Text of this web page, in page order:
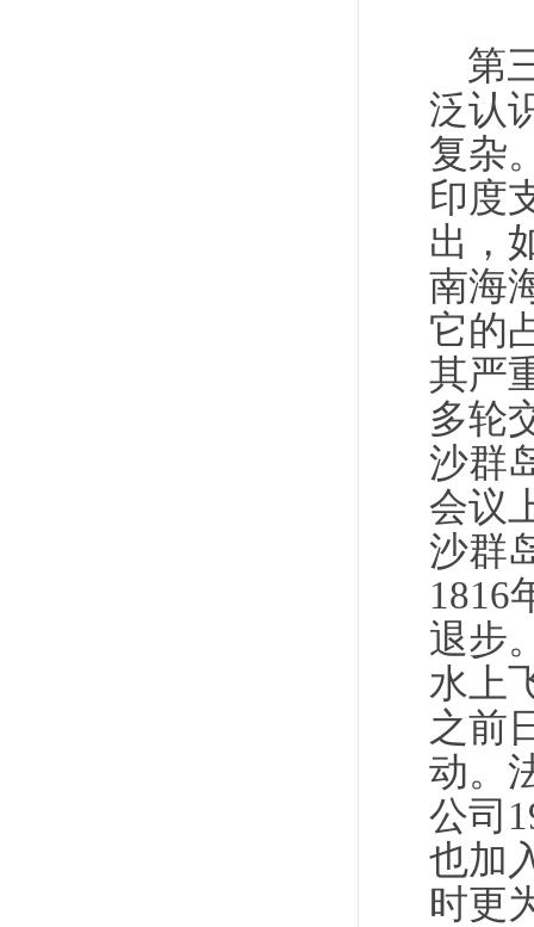
第
泛认
复杂
印度
出，
南海
它的
其严
多轮
沙群
会议
沙群
1816
退步
水上
之前
动。
公司
也加
时更